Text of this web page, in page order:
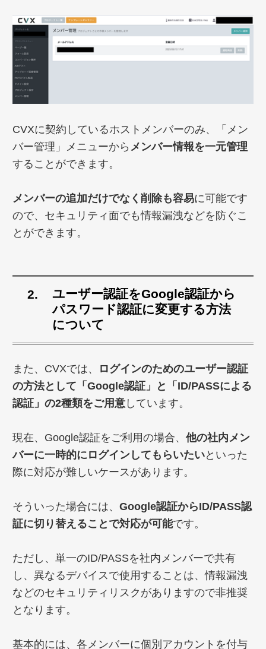
CVXに契約しているホストメンバーのみ、「メン
バー管理」メニューから メンバー情報を一元管理
することができます。
メンバーの追加だけでなく削除も容易に可能です
ので、セキュリティ面でも情報漏洩などを防ぐこ
とができます。
ユーザー認証をGoogle認証から
パスワード認証に変更する方法
について
また、CVXでは、
ログインのためのユーザー認証
の方法として「Google認証」と「ID/PASSによる
認証」の2種類をご用意 しています。
現在、Google認証をご利用の場合、 他の社内メン
バーに一時的にログインしてもらいたいといった
際に対応が難しいケースがあります。
そういった場合には、 Google認証からID/PASS認
証に切り替えることで対応が可能です。
ただし、単一のID/PASSを社内メンバーで共有
し、異なるデバイスで使用することは、情報漏洩
などのセキュリティリスクがありますので非推奨
となります。
基本的には、各メンバーに個別アカウントを付与